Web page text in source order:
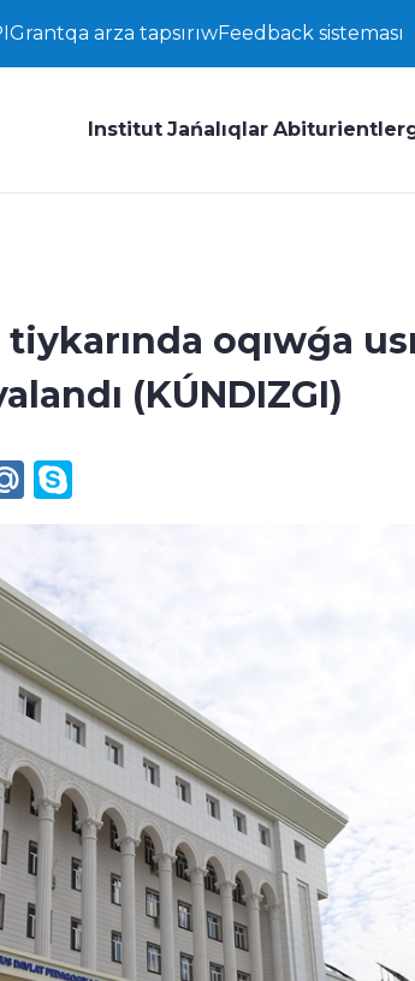
Grantqa arza tapsırıwFeedback sisteması
Institut Jańalıqlar
oqıwǵa
(KÚNDIZGI)
Link
Mail.Ru